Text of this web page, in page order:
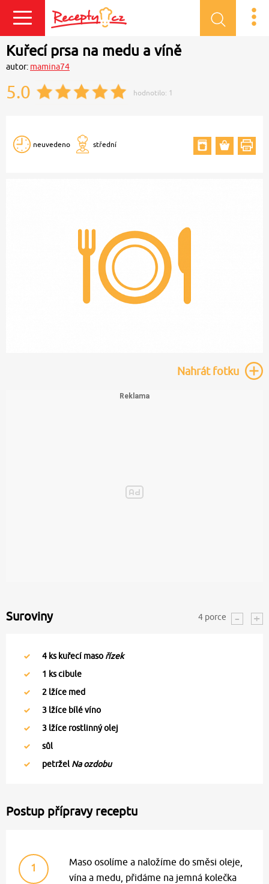
Přihlásit se
Kuřecí prsa na medu a víně
autor: mamina74
5.0 hodnotilo: 1
neuvedeno střední
Nahrátfotku
Suroviny 4 porce
4 ks kuřecí maso řízek
1 ks cibule
2 lžíce med
3 lžíce bílé víno
3 lžíce rostlinný olej
sůl
petržel Na ozdobu
Postup přípravy receptu
1
Maso osolíme a naložíme do směsi oleje,
vína a medu, přidáme na jemná kolečka